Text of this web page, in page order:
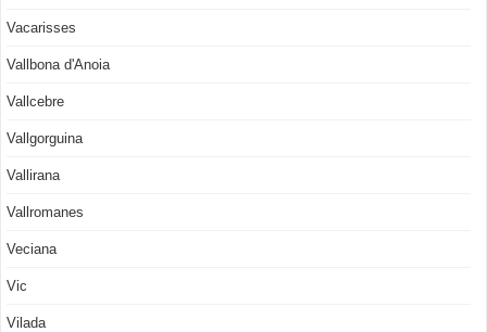
Vacarisses
Vallbona d'Anoia
Vallcebre
Vallgorguina
Vallirana
Vallromanes
Veciana
Vic
Vilada